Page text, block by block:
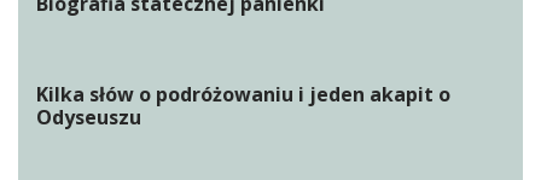
Kilka słów o podróżowaniu i jeden akapit o
Odyseuszu